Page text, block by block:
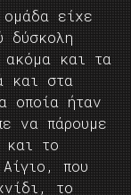
είχε
δύσκολη
και τα
και στα
ήταν
να πάρουμε
και το
που
το